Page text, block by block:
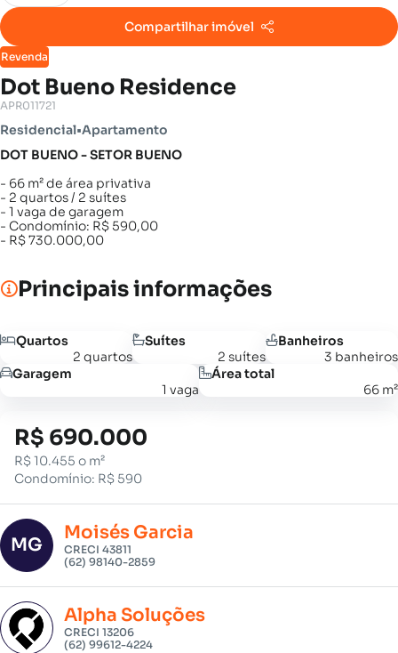
Revenda
Dot Bueno Residence
Compartilhar imóvel
APR011721
Residencial•Apartamento
DOT BUENO - SETOR BUENO
- 66 m² de área privativa
- 2 quartos / 2 suítes
- 1 vaga de garagem
- Condomínio: R$ 590,00
- R$ 730.000,00
Principais informações
Quartos
2 quartos
Suítes
2 suítes
Banheiros
3 banheiros
Garagem
1 vaga
Área total
66 m²
R$ 690.000
R$ 10.455 o m²
Condomínio: R$ 590
MG
Moisés Garcia
CRECI 43811
(62) 98140-2859
Alpha Soluções
CRECI 13206
(62) 99612-4224